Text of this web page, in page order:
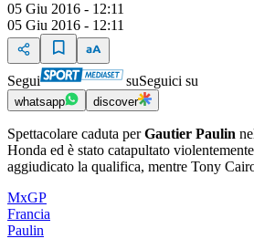
05 Giu 2016 - 12:11
05 Giu 2016 - 12:11
Segui suSeguici su
whatsapp discover
Spettacolare caduta perGautier Paulin
Honda ed è stato catapultato
aggiudicato la qualifica, mentre Tony
MxGP
Francia
Paulin